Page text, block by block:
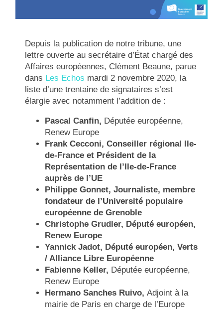
Depuis la publication de notre tribune, une
lettre ouverte ausecrétaire d’État chargé des
Affaires européennes, Clément Beaune, parue
dans Les Echos mardi 2 novembre 2020, la
liste d’une trentaine de signataires s’est
élargie avec notamment l’addition de :
Pascal Canfin, Députée européenne,
Renew Europe
Frank Cecconi, Conseiller régional Ile-
de-France et Président de la
Représentation de l’Ile-de-France
auprès de l’UE
Philippe Gonnet, Journaliste, membre
fondateur de l’Université populaire
européenne de Grenoble
Christophe Grudler, Député européen,
Renew Europe
Yannick Jadot, Député européen,Verts
/ Alliance Libre Européenne
Fabienne Keller, Députée européenne,
Renew Europe
Hermano Sanches Ruivo,Adjoint à la
mairie de Paris en charge de l’Europe